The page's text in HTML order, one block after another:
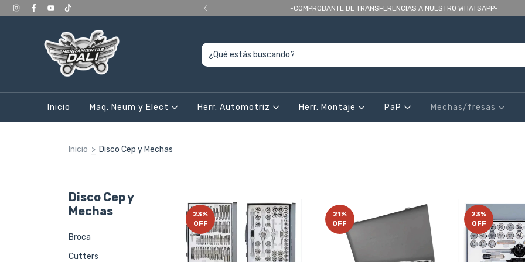
a 400.000, en CABA y Gran Bs As -COMPROBANTE DE TRANSFERENCIAS A NUESTRO WHATSAPP-
Inicio Maq. Neum y Elect Herr. Automotriz Herr. Montaje PaP Mechas/fresas
Inicio > Disco Cep y Mechas
Disco Cep y
Mechas
Broca
Cutters
23%
OFF
21%
OFF
23%
OFF